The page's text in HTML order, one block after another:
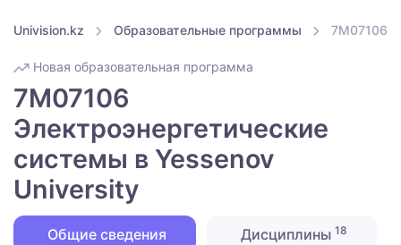
Univision.kz Образовательные программы 7M07106
Новая образовательная программа
7M07106
Электроэнергетические
системы в Yessenov
University
Общие сведения Дисциплины 18